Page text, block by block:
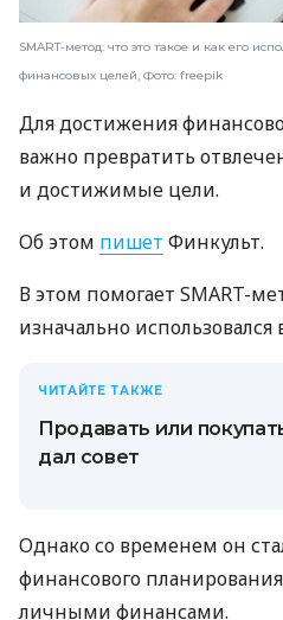
SMART-метод: что это такое и как его
финансовых целей, Фото: freepik
Для достижения
важно превратить
и достижимые цели.
Об этом пишет Финкульт.
В этом помогает SMART-
изначально
ЧИТАЙТЕ ТАКЖЕ
Продавать или
дал совет
Однако со временем он
финансового
личными финансами.